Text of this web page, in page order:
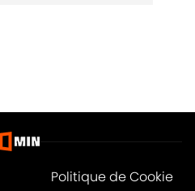
Politique de Cookie